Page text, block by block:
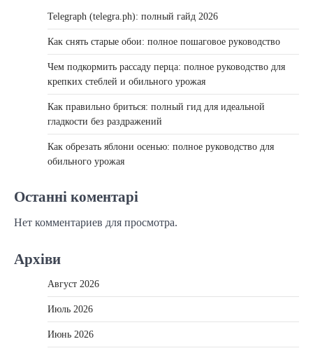
Telegraph (telegra.ph): полный гайд 2026
Как снять старые обои: полное пошаговое руководство
Чем подкормить рассаду перца: полное руководство для
крепких стеблей и обильного урожая
Как правильно бриться: полный гид для идеальной
гладкости без раздражений
Как обрезать яблони осенью: полное руководство для
обильного урожая
Останні коментарі
Нет комментариев для просмотра.
Архіви
Август 2026
Июль 2026
Июнь 2026